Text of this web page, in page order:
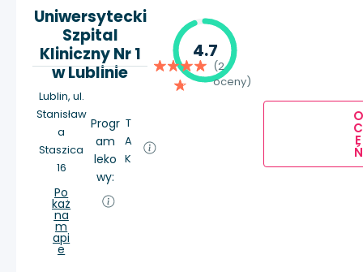
Uniwersytecki
Szpital
Kliniczny Nr 1
w Lublinie
Lublin, ul.
Stanisław
a
Staszica
16
Po
każ
na
m
api
e
Progr
am
leko
wy:
T
A
K
4.7
(2
oceny)
O
C
E
Ń